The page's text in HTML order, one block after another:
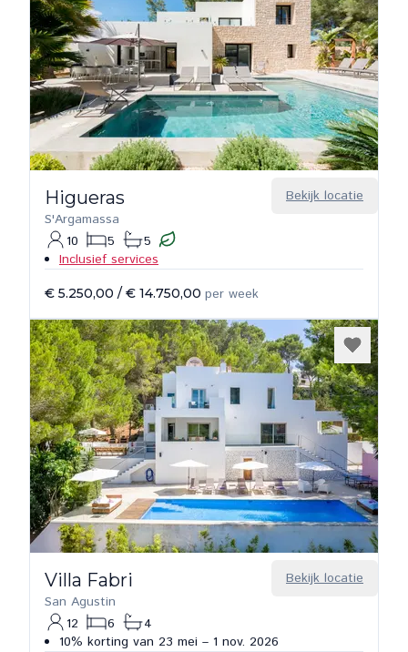
Bekijk locatie
Higueras
S'Argamassa
10
5
5
Inclusief services
€ 5.250,00 / € 14.750,00 per week
Bekijk locatie
Villa Fabri
San Agustin
12
6
4
10% korting van 23 mei – 1 nov. 2026